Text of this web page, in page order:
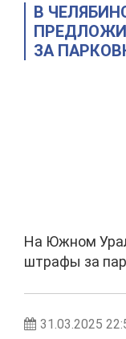
В
ЗА
На Южном
штрафы за
31.03.2025